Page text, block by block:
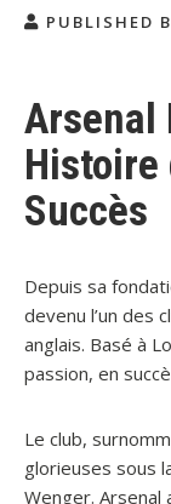
PUBLISHED
Arsenal
Histoire
Succès
Depuis sa
devenu l’un des
anglais. Basé à
passion, en
Le club,
glorieuses sous
Wenger.